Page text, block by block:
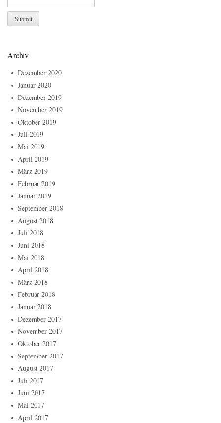
Archiv
Dezember 2020
Januar 2020
Dezember 2019
November 2019
Oktober 2019
Juli 2019
Mai 2019
April 2019
März 2019
Februar 2019
Januar 2019
September 2018
August 2018
Juli 2018
Juni 2018
Mai 2018
April 2018
März 2018
Februar 2018
Januar 2018
Dezember 2017
November 2017
Oktober 2017
September 2017
August 2017
Juli 2017
Juni 2017
Mai 2017
April 2017